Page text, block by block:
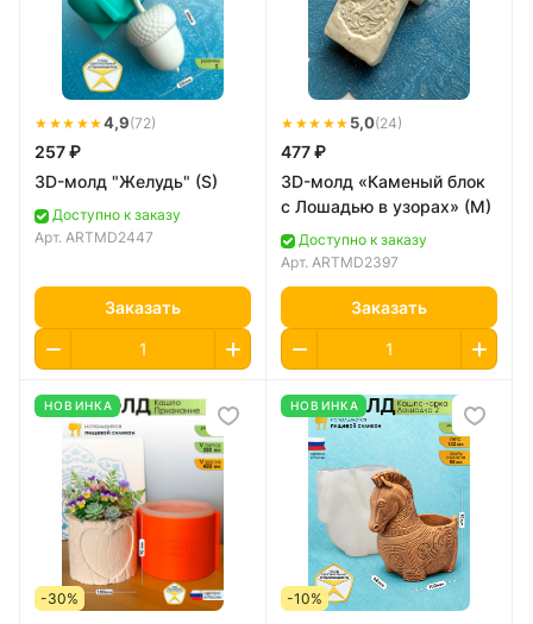
★★★★★4,9(72)
257 ₽
3D-молд "Желудь" (S)
Доступно к заказу
Арт. ARTMD2447
Заказать
★★★★★ 5,0(24)
477 ₽
3D-молд «Каменый блок
с Лошадью в узорах» (M)
Доступно к заказу
Арт. ARTMD2397
Заказать
НОВИНКА
-30%
НОВИНКА
-10%